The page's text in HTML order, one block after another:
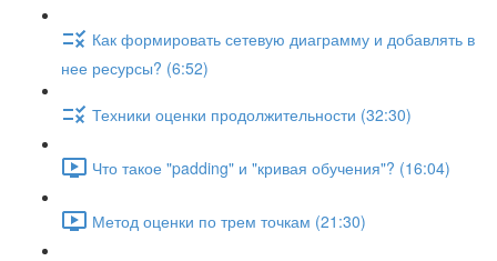
Как формировать сетевую диаграмму и добавлять в
нее ресурсы? (6:52)
Техники оценки продолжительности (32:30)
Что такое "padding" и "кривая обучения"? (16:04)
Метод оценки по трем точкам (21:30)